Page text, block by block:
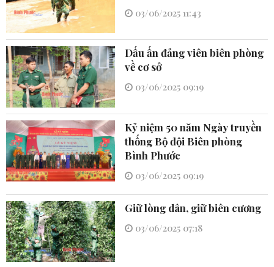
03/06/2025 11:43
Dấu ấn đảng viên biên phòng
về cơ sở
03/06/2025 09:19
Kỷ niệm 50 năm Ngày truyền
thống Bộ đội Biên phòng
Bình Phước
03/06/2025 09:19
Giữ lòng dân, giữ biên cương
03/06/2025 07:18